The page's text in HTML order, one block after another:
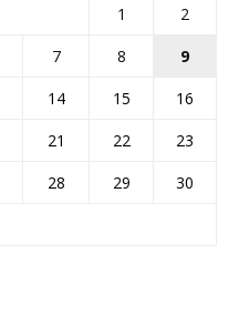
1
2
7 8
9
14 15
16
21 22
23
28 29
30